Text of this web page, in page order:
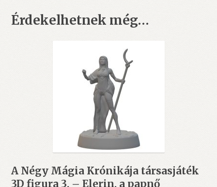
Érdekelhetnek még…
A Négy Mágia Krónikája társasjáték
3D figura 3. – Elerin, a papnő